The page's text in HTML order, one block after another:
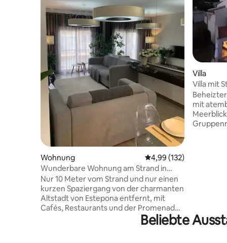
Wohnung Durchschnittliche
4,99 (132)
Wunderbare Wohnung am Strand in
Estepona
Nur 10 Meter vom Strand und nur einen
kurzen Spaziergang von der charmanten
Altstadt von Estepona entfernt, mit
Cafés, Restaurants und der Promenade
direkt vor der Haustür. Diese kürzlich
renovierte Wohnung befindet sich in der
Villa
Villa mit
Whirlpool.
mit
Gruppenreisen.
leicht
Beliebte